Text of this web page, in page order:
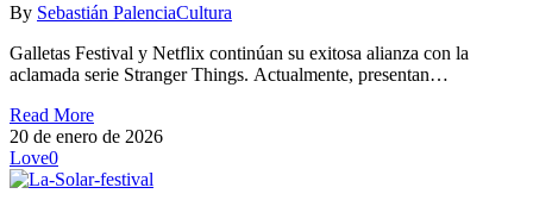
By Sebastián PalenciaCultura
Galletas Festival y Netflix continúan su exitosa alianza con la
aclamada serie Stranger Things. Actualmente, presentan…
Read More
20 de enero de 2026
Love0